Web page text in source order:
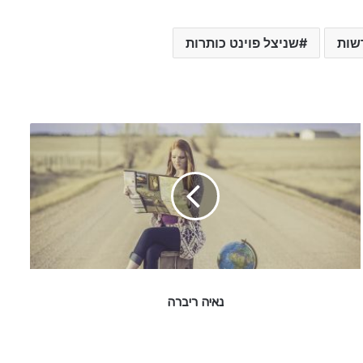
שניצל פוינט כותרות
י
י
ה
נאיה ריברה